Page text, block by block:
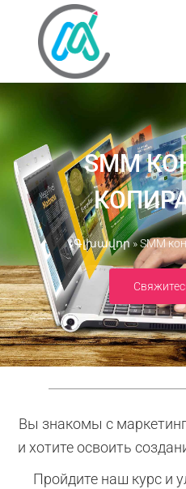
SMM
Գլխավոր»SMM
Вы знакомы с
и хотите освоить
Пройдите наш курс и